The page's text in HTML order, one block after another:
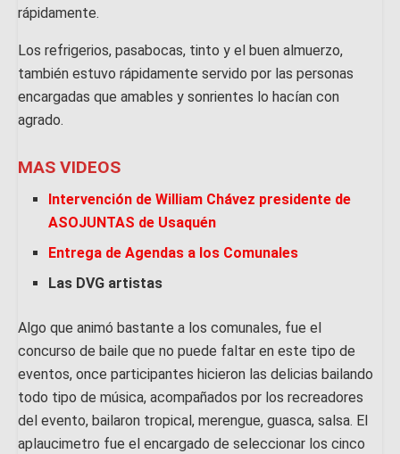
rápidamente.
Los refrigerios, pasabocas, tinto y el buen almuerzo,
también estuvo rápidamente servido por las personas
encargadas que amables y sonrientes lo hacían con
agrado.
MAS VIDEOS
Intervención de William Chávez presidente de
ASOJUNTAS de Usaquén
Entrega de Agendas a los Comunales
Las DVG artistas
Algo que animó bastante a los comunales, fue el
concurso de baile que no puede faltar en este tipo de
eventos, once participantes hicieron las delicias bailando
todo tipo de música, acompañados por los recreadores
del evento, bailaron tropical, merengue, guasca, salsa. El
aplaucimetro fue el encargado de seleccionar los cinco